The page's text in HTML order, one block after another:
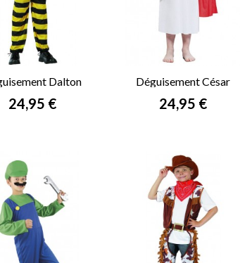
Dalton
enfant
Prix
24,95 €
Déguisement César
Garçon
Prix
24,95 €